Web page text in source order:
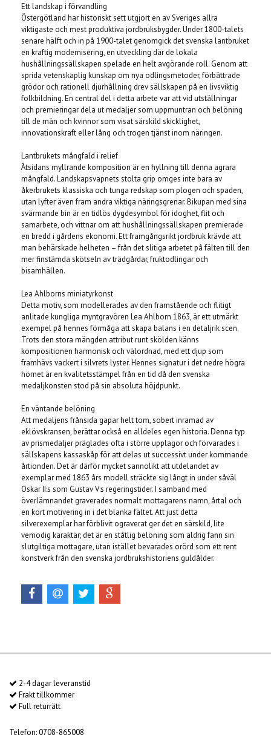
Ett landskap i förvandling
Östergötland har historiskt sett utgjort en av Sveriges allra
viktigaste och mest produktiva jordbruksbygder. Under 1800-talets
senare hälft och in på 1900-talet genomgick det svenska lantbruket
en kraftig modernisering, en utveckling där de lokala
hushållningssällskapen spelade en helt avgörande roll. Genom att
sprida vetenskaplig kunskap om nya odlingsmetoder, förbättrade
grödor och rationell djurhållning drev sällskapen på en livsviktig
folkbildning. En central del i detta arbete var att vid utställningar
och premieringar dela ut medaljer som uppmuntran och belöning
till de män och kvinnor som visat särskild skicklighet,
innovationskraft eller lång och trogen tjänst inom näringen.
Lantbrukets mångfald i relief
Åtsidans myllrande komposition är en hyllning till denna agrara
mångfald. Landskapsvapnets stolta grip omges inte bara av
åkerbrukets klassiska och tunga redskap som plogen och spaden,
utan lyfter även fram andra viktiga näringsgrenar. Bikupan med sina
svärmande bin är en tidlös dygdesymbol för idoghet, flit och
samarbete, och vittnar om att hushållningssällskapen premierade
en bredd i gårdens ekonomi. Ett framgångsrikt jordbruk krävde att
man behärskade helheten – från det slitiga arbetet på fälten till den
mer finstämda skötseln av trädgårdar, fruktodlingar och
bisamhällen.
Lea Ahlborns miniatyrkonst
Detta motiv, som modellerades av den framstående och flitigt
anlitade kungliga myntgravören Lea Ahlborn 1863, är ett utmärkt
exempel på hennes förmåga att skapa balans i en detaljrik scen.
Trots den stora mängden attribut runt skölden känns
kompositionen harmonisk och välordnad, med ett djup som
framhävs vackert i silvrets lyster. Hennes signatur i det nedre högra
hörnet är en kvalitetsstämpel från en tid då den svenska
medaljkonsten stod på sin absoluta höjdpunkt.
En väntande belöning
Att medaljens frånsida gapar helt tom, sobert inramad av
eklövskransen, berättar också en alldeles egen historia. Denna typ
av prismedaljer präglades ofta i större upplagor och förvarades i
sällskapens kassaskåp för att delas ut successivt under kommande
årtionden. Det är därför mycket sannolikt att utdelandet av
exemplar med 1863 års modell sträckte sig långt in under såväl
Oskar II:s som Gustav V:s regeringstider. I samband med
överlämnandet graverades normalt mottagarens namn, årtal och
en kort motivering in i det blanka fältet. Att just detta
silverexemplar har förblivit ograverat ger det en särskild, lite
vemodig karaktär; det är en ståtlig belöning som aldrig fann sin
slutgiltiga mottagare, utan istället bevarades orörd som ett rent
konstverk från den svenska jordbrukshistoriens guldålder.
2-4 dagar leveranstid
Frakt tillkommer
Full returrätt
Telefon: 0708-865008